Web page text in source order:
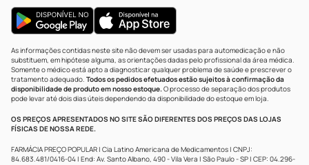
As informações contidas neste site não devem ser usadas para automedicação e não
substituem, em hipótese alguma, as orientações dadas pelo profissional da área médica.
Somente o médico está apto a diagnosticar qualquer problema de saúde e prescrever o
tratamento adequado. Todos os pedidos efetuados estão sujeitos à confirmação da
disponibilidade de produto em nosso estoque.O processo de separação dos produtos
pode levar até dois dias úteis dependendo da disponibilidade do estoque em loja.
OS PREÇOS APRESENTADOS NO SITE SÃO DIFERENTES DOS PREÇOS DAS LOJAS
FÍSICAS DE NOSSA REDE.
FARMÁCIA PREÇO POPULAR | Cia Latino Americana de Medicamentos | CNPJ:
84.683.481/0416-04 | End: Av. Santo Albano, 490 - Vila Vera | São Paulo - SP | CEP: 04.296-